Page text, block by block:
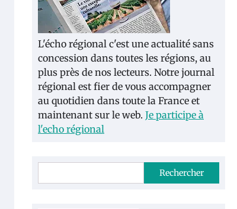
L'écho régional c'est une actualité sans
concession dans toutes les régions, au
plus près de nos lecteurs. Notre journal
régional est fier de vous accompagner
au quotidien dans toute la France et
maintenant sur le web. Je participe à
l'echo régional
Rechercher